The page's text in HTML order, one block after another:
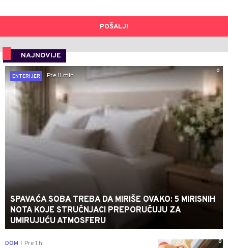
POŠALJI
NAJNOVIJE
0
ENTERIJER
Pre 11 min
SPAVAĆA SOBA TREBA DA MIRIŠE OVAKO: 5 MIRISNIH
NOTA KOJE STRUČNJACI PREPORUČUJU ZA
UMIRUJUĆU ATMOSFERU
0
DOM Pre 1 h